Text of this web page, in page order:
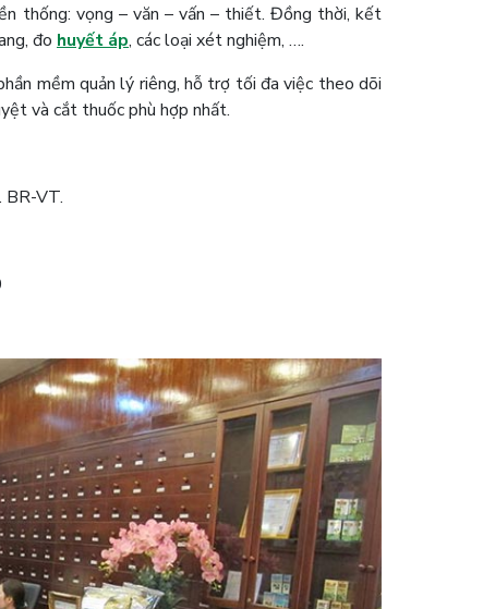
thống: vọng – văn – vấn – thiết. Đồng thời, kết
đo huyết áp, các loại xét nghiệm, ….
mềm quản lý riêng, hỗ trợ tối đa việc theo dõi
và cắt thuốc phù hợp nhất.
BR-VT.